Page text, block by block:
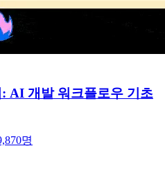
AI 개발 워크플로우 기초
명